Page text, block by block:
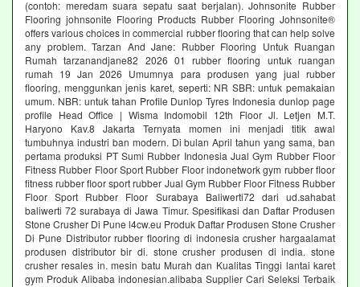
(contoh: meredam suara sepatu saat berjalan). Johnsonite Rubber
Flooring johnsonite Flooring Products Rubber Flooring Johnsonite®
offers various choices in commercial rubber flooring that can help solve
any problem. Tarzan And Jane: Rubber Flooring Untuk Ruangan
Rumah tarzanandjane82 2026 01 rubber flooring untuk ruangan
rumah 19 Jan 2026 Umumnya para produsen yang jual rubber
flooring, menggunkan jenis karet, seperti: NR SBR: untuk pemakaian
umum. NBR: untuk tahan Profile Dunlop Tyres Indonesia dunlop page
profile Head Office | Wisma Indomobil 12th Floor Jl. Letjen M.T.
Haryono Kav.8 Jakarta Ternyata momen ini menjadi titik awal
tumbuhnya industri ban modern. Di bulan April tahun yang sama, ban
pertama produksi PT Sumi Rubber Indonesia Jual Gym Rubber Floor
Fitness Rubber Floor Sport Rubber Floor indonetwork gym rubber floor
fitness rubber floor sport rubber Jual Gym Rubber Floor Fitness Rubber
Floor Sport Rubber Floor Surabaya Baliwerti72 dari ud.sahabat
baliwerti 72 surabaya di Jawa Timur. Spesifikasi dan Daftar Produsen
Stone Crusher Di Pune l4cw.eu Produk Daftar Produsen Stone Crusher
Di Pune Distributor rubber flooring di indonesia crusher hargaalamat
produsen distributor bir di. stone crusher produsen di india. stone
crusher resales in. mesin batu Murah dan Kualitas Tinggi lantai karet
gym Produk Alibaba indonesian.alibaba Supplier Cari Seleksi Terbaik